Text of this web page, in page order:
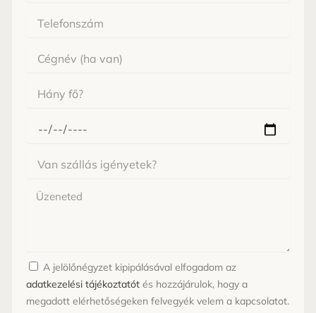
érkeznél
szállás
Üzenet
A jelölőnégyzet kipipálásával elfogadom az
adatkezelési tájékoztatót és hozzájárulok, hogy a
megadott elérhetőségeken felvegyék velem a kapcsolatot.